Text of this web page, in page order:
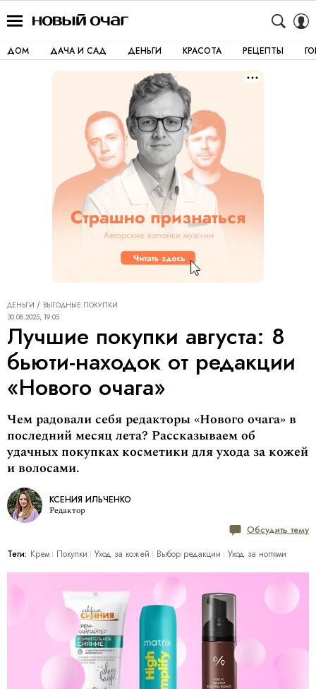
ДОМ ДАЧА И САД ДЕНЬГИ КРАСОТА РЕЦЕПТЫ
ДЕНЬГИ
ВЫГОДНЫЕ ПОКУПКИ
30.08.2025, 19:05
Лучшие покупки августа: 8
бьюти-находок от редакции
«Нового очага»
Чем радовали себя редакторы «Нового очага» в
последний месяц лета? Рассказываем об
удачных покупках косметики для ухода за кожей
и волосами.
КСЕНИЯ ИЛЬЧЕНКО
Редактор
Обсудить тему
Теги: Крем Покупки Уход за кожей Выбор редакции Уход за ногтями